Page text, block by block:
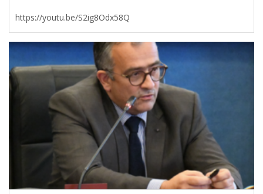
https://youtu.be/S2ig8Odx58Q